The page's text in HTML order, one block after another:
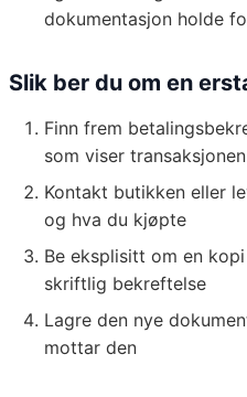
dokumentasjon holde
Slik ber du om en
Finn frem
som viser transaksjonen
Kontakt butikken eller
og hva du kjøpte
Be eksplisitt om en
skriftlig bekreftelse
Lagre den nye
mottar den